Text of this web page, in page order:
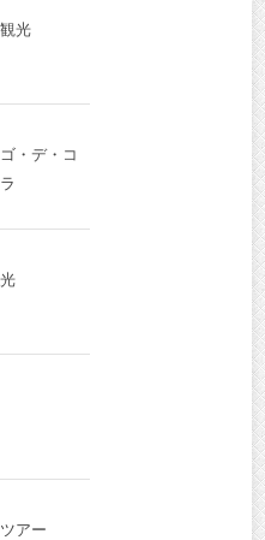
光
・デ・コ
アー